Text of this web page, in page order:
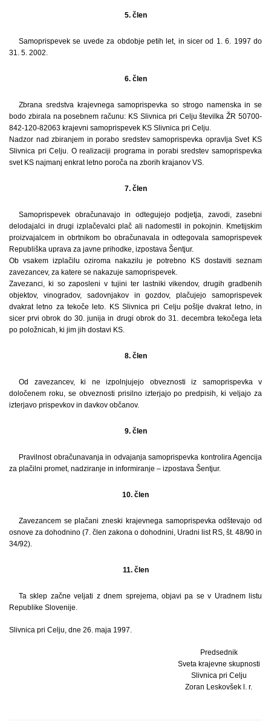
5. člen
Samoprispevek se uvede za obdobje petih let, in sicer od 1. 6. 1997 do
31. 5. 2002.
6. člen
Zbrana sredstva krajevnega samoprispevka so strogo namenska in se
bodo zbirala na posebnem računu: KS Slivnica pri Celju številka ŽR 50700-
842-120-82063 krajevni samoprispevek KS Slivnica pri Celju.
Nadzor nad zbiranjem in porabo sredstev samoprispevka opravlja Svet KS
Slivnica pri Celju. O realizaciji programa in porabi sredstev samoprispevka
svet KS najmanj enkrat letno poroča na zborih krajanov VS.
7. člen
Samoprispevek obračunavajo in odtegujejo podjetja, zavodi, zasebni
delodajalci in drugi izplačevalci plač ali nadomestil in pokojnin. Kmetijskim
proizvajalcem in obrtnikom bo obračunavala in odtegovala samoprispevek
Republiška uprava za javne prihodke, izpostava Šentjur.
Ob vsakem izplačilu oziroma nakazilu je potrebno KS dostaviti seznam
zavezancev, za katere se nakazuje samoprispevek.
Zavezanci, ki so zaposleni v tujini ter lastniki vikendov, drugih gradbenih
objektov, vinogradov, sadovnjakov in gozdov, plačujejo samoprispevek
dvakrat letno za tekoče leto. KS Slivnica pri Celju pošlje dvakrat letno, in
sicer prvi obrok do 30. junija in drugi obrok do 31. decembra tekočega leta
po položnicah, ki jim jih dostavi KS.
8. člen
Od zavezancev, ki ne izpolnjujejo obveznosti iz samoprispevka v
določenem roku, se obveznosti prisilno izterjajo po predpisih, ki veljajo za
izterjavo prispevkov in davkov občanov.
9. člen
Pravilnost obračunavanja in odvajanja samoprispevka kontrolira Agencija
za plačilni promet, nadziranje in informiranje – izpostava Šentjur.
10. člen
Zavezancem se plačani zneski krajevnega samoprispevka odštevajo od
osnove za dohodnino (7. člen zakona o dohodnini, Uradni list RS, št. 48/90 in
34/92).
11. člen
Ta sklep začne veljati z dnem sprejema, objavi pa se v Uradnem listu
Republike Slovenije.
Slivnica pri Celju, dne 26. maja 1997.
Predsednik
Sveta krajevne skupnosti
Slivnica pri Celju
Zoran Leskovšek l. r.